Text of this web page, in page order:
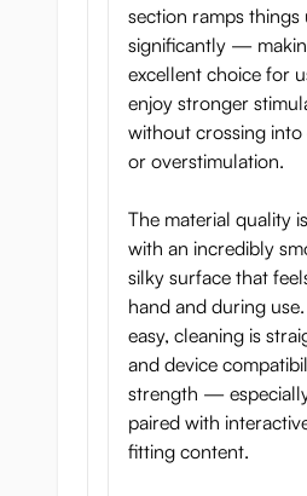
Volg de roep
wild
Deep Throat Hunter is
wie verlangt om
door iets primitiefs. Dit
genot, maar overgave
controle en ongetemde
Productspecificaties
section ramps things
significantly —
excellent choice for
enjoy stronger
without crossing
or overstimulation.
The material quality
with an incredibly
silky surface that
hand and during
easy, cleaning is
and device
strength —
paired with
fitting content.